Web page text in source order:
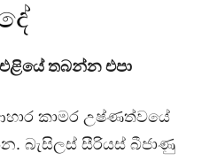
එළියේ තබන්න එපා
කාමර උෂ්ණත්වයේ
බැසිලස් සීරියස් බීජාණු